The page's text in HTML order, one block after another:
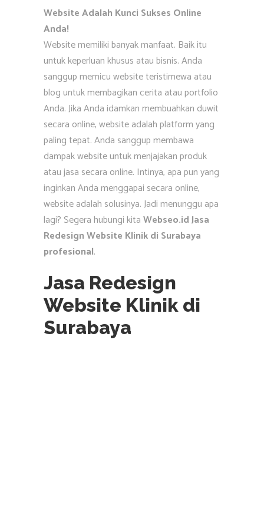
Website Adalah Kunci Sukses Online
Anda!
Website memiliki banyak manfaat. Baik itu
untuk keperluan khusus atau bisnis. Anda
sanggup memicu website teristimewa atau
blog untuk membagikan cerita atau portfolio
Anda. Jika Anda idamkan membuahkan duwit
secara online, website adalah platform yang
paling tepat. Anda sanggup membawa
dampak website untuk menjajakan produk
atau jasa secara online. Intinya, apa pun yang
inginkan Anda menggapai secara online,
website adalah solusinya. Jadi menunggu apa
lagi? Segera hubungi kitaWebseo.id Jasa
Redesign Website Klinik di Surabaya
profesional.
Jasa Redesign
Website Klinik di
Surabaya